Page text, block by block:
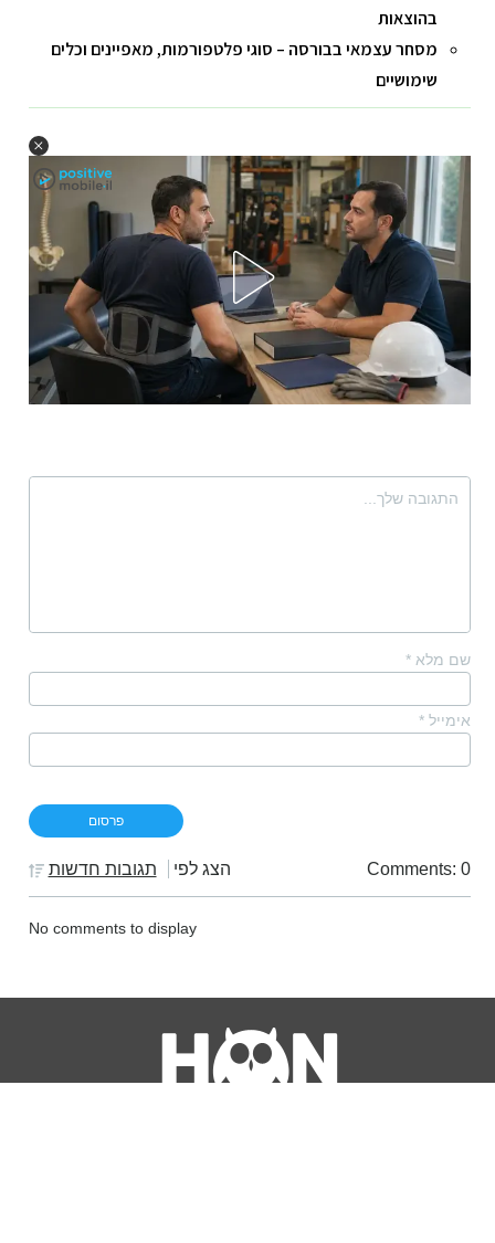
בהוצאות
מסחר עצמאי בבורסה – סוגי פלטפורמות, מאפיינים וכלים
שימושיים
שם מלא *
אימייל *
Comments: 0 הצג לפי תגובות חדשות
No comments to display